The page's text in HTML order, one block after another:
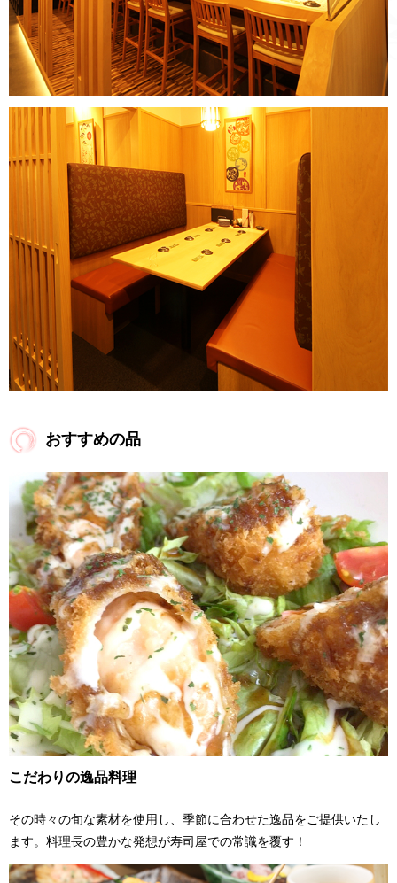
おすすめの品
こだわりの逸品料理
その時々の旬な素材を使用し、季節に合わせた逸品をご提供いたし
ます。料理長の豊かな発想が寿司屋での常識を覆す！